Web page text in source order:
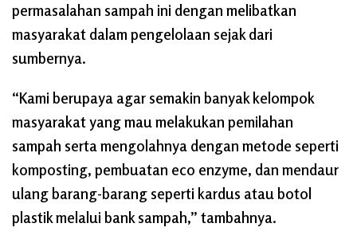
permasalahan sampah ini dengan melibatkan
masyarakat dalam pengelolaan sejak dari
sumbernya.
“Kami berupaya agar semakin banyak kelompok
masyarakat yang mau melakukan pemilahan
sampah serta mengolahnya dengan metode seperti
komposting, pembuatan eco enzyme, dan mendaur
ulang barang-barang seperti kardus atau botol
plastik melalui bank sampah,” tambahnya.